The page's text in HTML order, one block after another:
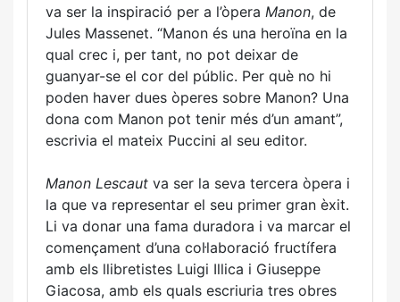
va ser la inspiració per a l’òpera Manon, de
Jules Massenet. “Manon és una heroïna en la
qual crec i, per tant, no pot deixar de
guanyar-se el cor del públic. Per què no hi
poden haver dues òperes sobre Manon? Una
dona com Manon pot tenir més d’un amant”,
escrivia el mateix Puccini al seu editor.
Manon Lescaut va ser la seva tercera òpera i
la que va representar el seu primer gran èxit.
Li va donar una fama duradora i va marcar el
començament d’una col·laboració fructífera
amb els llibretistes Luigi Illica i Giuseppe
Giacosa, amb els quals escriuria tres obres